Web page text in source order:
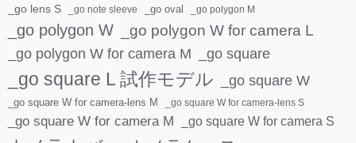
_go lens S _go note sleeve _go oval _go polygon M
_go polygon W _go polygon W for camera L
_go polygon W for camera M _go square
_go square L 試作モデル _go square W
_go square W for camera-lens M _go square W for camera-lens S
_go square W for camera M _go square W for camera S